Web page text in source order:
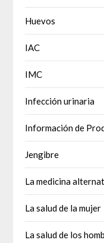
Huevos
IAC
IMC
Infección urinaria
Información de
Jengibre
La medicina
La salud de la mujer
La salud de los